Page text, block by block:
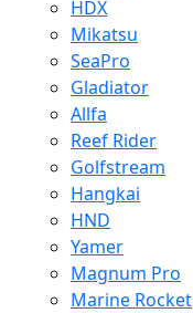
HDX
Mikatsu
SeaPro
Gladiator
Allfa
Reef Rider
Golfstream
Hangkai
HND
Yamer
Magnum Pro
Marine Rocket